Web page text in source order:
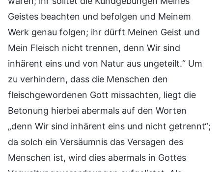
Geistes beachten und befolgen und Meinem
Werk genau folgen; ihr dürft Meinen Geist und
Mein Fleisch nicht trennen, denn Wir sind
inhärent eins und von Natur aus ungeteilt.“ Um
zu verhindern, dass die Menschen den
fleischgewordenen Gott missachten, liegt die
Betonung hierbei abermals auf den Worten
„denn Wir sind inhärent eins und nicht getrennt“;
da solch ein Versäumnis das Versagen des
Menschen ist, wird dies abermals in Gottes